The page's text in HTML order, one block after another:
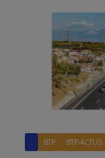
: BTP BTP-ACTUS